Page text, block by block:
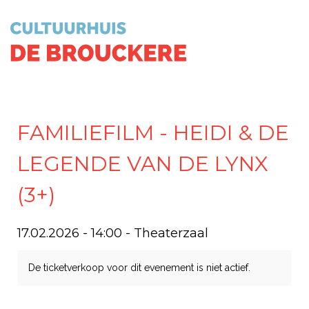
FAMILIEFILM - HEIDI & DE
LEGENDE VAN DE LYNX
(3+)
17.02.2026 - 14:00 - Theaterzaal
De ticketverkoop voor dit evenement is niet actief.